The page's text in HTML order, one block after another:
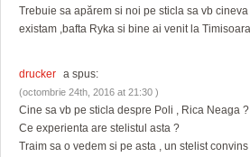
Trebuie sa apărem si noi pe sticla sa vb
existam ,bafta Ryka si bine ai venit la
drucker a spus:
(octombrie 24th, 2016 at 21:30 )
Cine sa vb pe sticla despre Poli , Rica Neaga ?
Ce experienta are stelistul asta ?
Traim sa o vedem si pe asta , un stelist